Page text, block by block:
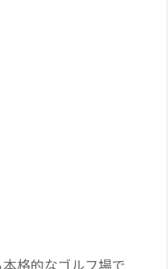
格的なゴルフ場で